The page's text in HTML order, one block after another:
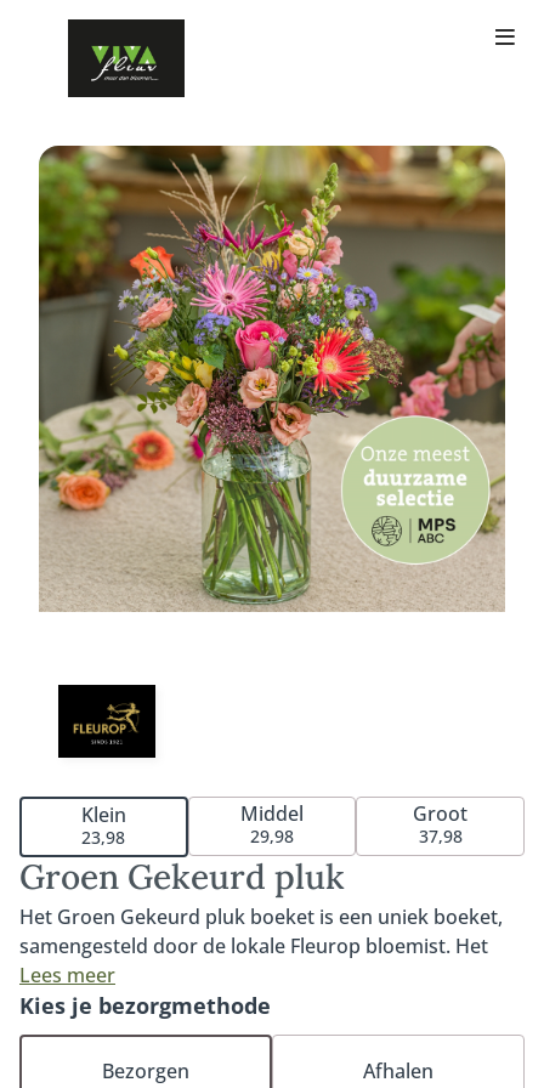
Groen Gekeurd pluk
Het Groen Gekeurd pluk boeket is een uniek boeket,
samengesteld door de lokale Fleurop bloemist. Het
boeket bestaat uit duurzaam gekwalificeerde MPS-A+
en MPS-A kwaliteitsbloemen die op het moment van
bestellen goed beschikbaar zijn. MPS- ABC is het
wereldwijde certificaat dat duurzaamheid van
Lees meer
Klein
23,98
Middel
29,98
Groot
37,98
Kies je bezorgmethode
Bezorgen Afhalen